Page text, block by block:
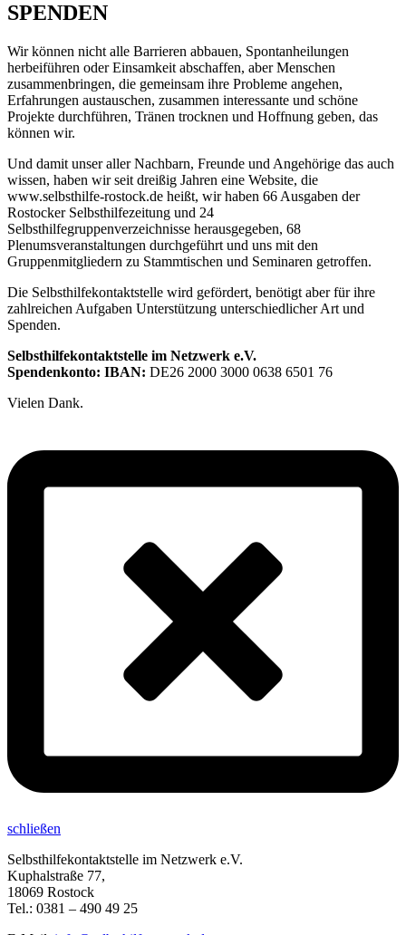
SPENDEN
Wir können nicht alle Barrieren abbauen, Spontanheilungen
herbeiführen oder Einsamkeit abschaffen, aber Menschen
zusammenbringen, die gemeinsam ihre Probleme angehen,
Erfahrungen austauschen, zusammen interessante und schöne
Projekte durchführen, Tränen trocknen und Hoffnung geben, das
können wir.
Und damit unser aller Nachbarn, Freunde und Angehörige das auch
wissen, haben wir seit dreißig Jahren eine Website, die
www.selbsthilfe-rostock.de heißt, wir haben 66 Ausgaben der
Rostocker Selbsthilfezeitung und 24
Selbsthilfegruppenverzeichnisse herausgegeben, 68
Plenumsveranstaltungen durchgeführt und uns mit den
Gruppenmitgliedern zu Stammtischen und Seminaren getroffen.
Die Selbsthilfekontaktstelle wird gefördert, benötigt aber für ihre
zahlreichen Aufgaben Unterstützung unterschiedlicher Art und
Spenden.
Selbsthilfekontaktstelle im Netzwerk e.V.
Spendenkonto: IBAN: DE26 2000 3000 0638 6501 76
Vielen Dank.
schließen
Selbsthilfekontaktstelle im Netzwerk e.V.
Kuphalstraße 77,
18069 Rostock
Tel.: 0381 – 490 49 25